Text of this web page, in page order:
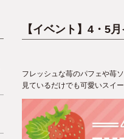
【イベント】4・5
フレッシュな苺のパフェや苺
見ているだけでも可愛いスイ